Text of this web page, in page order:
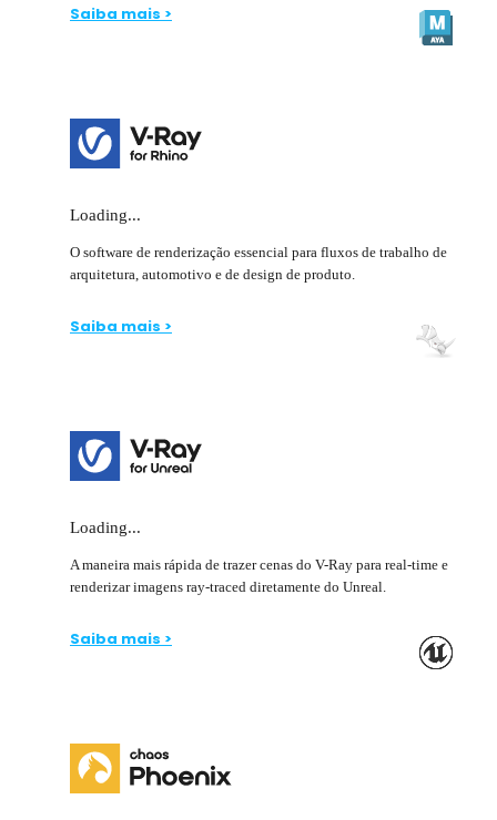
Saiba mais >
Loading...
O software de renderização essencial para fluxos de trabalho de
arquitetura, automotivo e de design de produto.
Saiba mais >
Loading...
A maneira mais rápida de trazer cenas do V-Ray para real-time e
renderizar imagens ray-traced diretamente do Unreal.
Saiba mais >